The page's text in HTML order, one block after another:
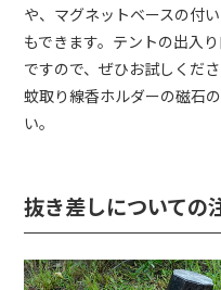
や、マグネットベースの付
もできます。テントの出入
ですので、ぜひお試しくだ
蚊取り線香ホルダーの磁石
い。
抜き差しについての